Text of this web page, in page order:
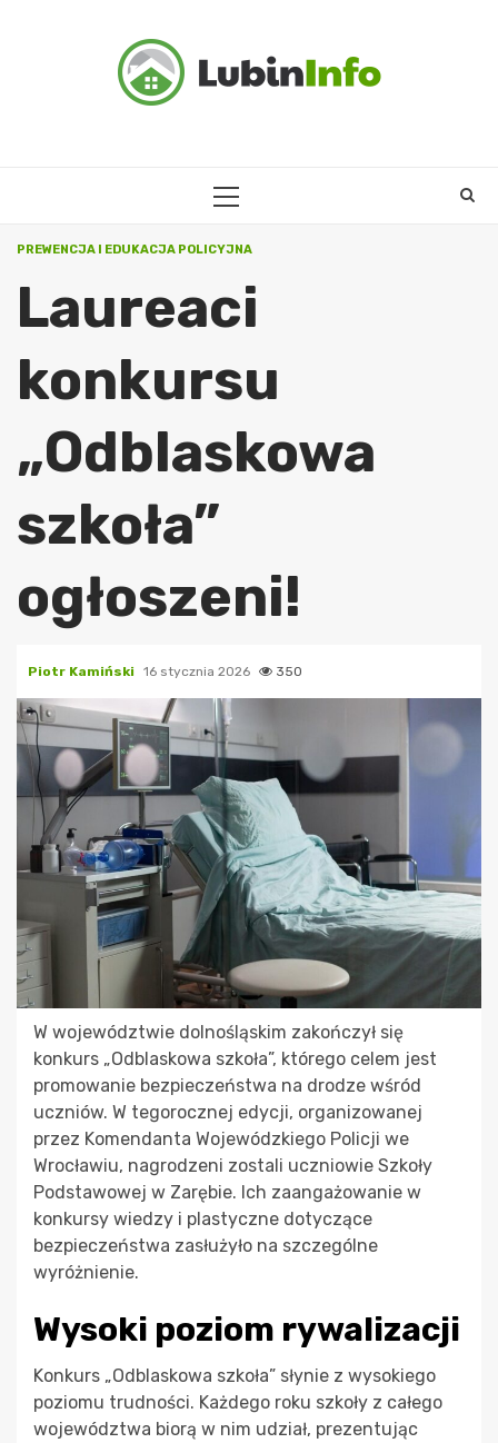
PRIMARY
PREWENCJA I EDUKACJA POLICYJNA
Laureaci
konkursu
„Odblaskowa
szkoła”
ogłoszeni!
Piotr Kamiński 16 stycznia 2026 350
W województwie dolnośląskim zakończył się
konkurs „Odblaskowa szkoła”, którego celem jest
promowanie bezpieczeństwa na drodze wśród
uczniów. W tegorocznej edycji, organizowanej
przez Komendanta Wojewódzkiego Policji we
Wrocławiu, nagrodzeni zostali uczniowie Szkoły
Podstawowej w Zarębie. Ich zaangażowanie w
konkursy wiedzy i plastyczne dotyczące
bezpieczeństwa zasłużyło na szczególne
wyróżnienie.
Wysoki poziom rywalizacji
Konkurs „Odblaskowa szkoła” słynie z wysokiego
poziomu trudności. Każdego roku szkoły z całego
województwa biorą w nim udział, prezentując